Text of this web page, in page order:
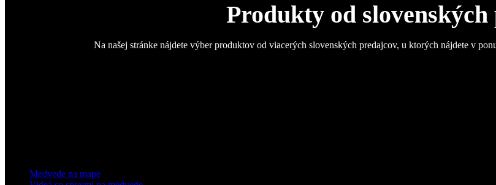
Produkty od
Na našej stránke nájdete výber produktov od viacerých slovenských predajcov, u ktorých nájdete v
Medvede na mape